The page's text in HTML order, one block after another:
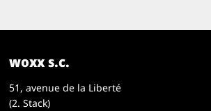
woxx s.c.
51, avenue de la Liberté
(2. Stack)